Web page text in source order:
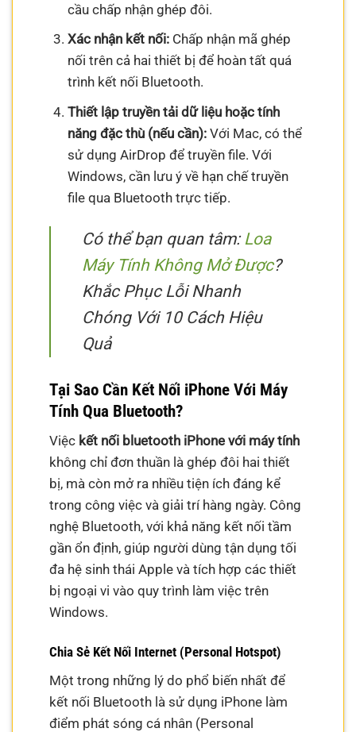
cầu chấp nhận ghép đôi.
Xác nhận kết nối:Chấp nhận mã ghép
nối trên cả hai thiết bị để hoàn tất quá
trình kết nối Bluetooth.
Thiết lập truyền tải dữ liệu hoặc tính
năng đặc thù (nếu cần):Với Mac, có thể
sử dụng AirDrop để truyền file. Với
Windows, cần lưu ý về hạn chế truyền
file qua Bluetooth trực tiếp.
Có thể bạn quan tâm:Loa
Máy Tính Không Mở Được?
Khắc Phục Lỗi Nhanh
Chóng Với 10 Cách Hiệu
Quả
Tại Sao Cần Kết Nối iPhone Với Máy
Tính Qua Bluetooth?
Việc kết nối bluetooth iPhone với máy tính
không chỉ đơn thuần là ghép đôi hai thiết
bị, mà còn mở ra nhiều tiện ích đáng kể
trong công việc và giải trí hàng ngày. Công
nghệ Bluetooth, với khả năng kết nối tầm
gần ổn định, giúp người dùng tận dụng tối
đa hệ sinh thái Apple và tích hợp các thiết
bị ngoại vi vào quy trình làm việc trên
Windows.
Chia Sẻ Kết Nối Internet (Personal Hotspot)
Một trong những lý do phổ biến nhất để
kết nối Bluetooth là sử dụng iPhone làm
điểm phát sóng cá nhân (Personal